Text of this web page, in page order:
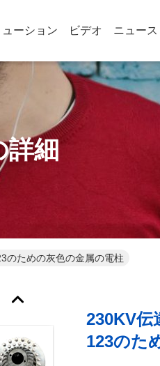
ューション ビデオ ニュース
詳細
のための灰色の金属の電柱
230KV伝
123のた